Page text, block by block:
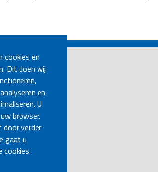
cookies en
Dit doen wij
en
U
browser.
door verder
gaat u
cookies.